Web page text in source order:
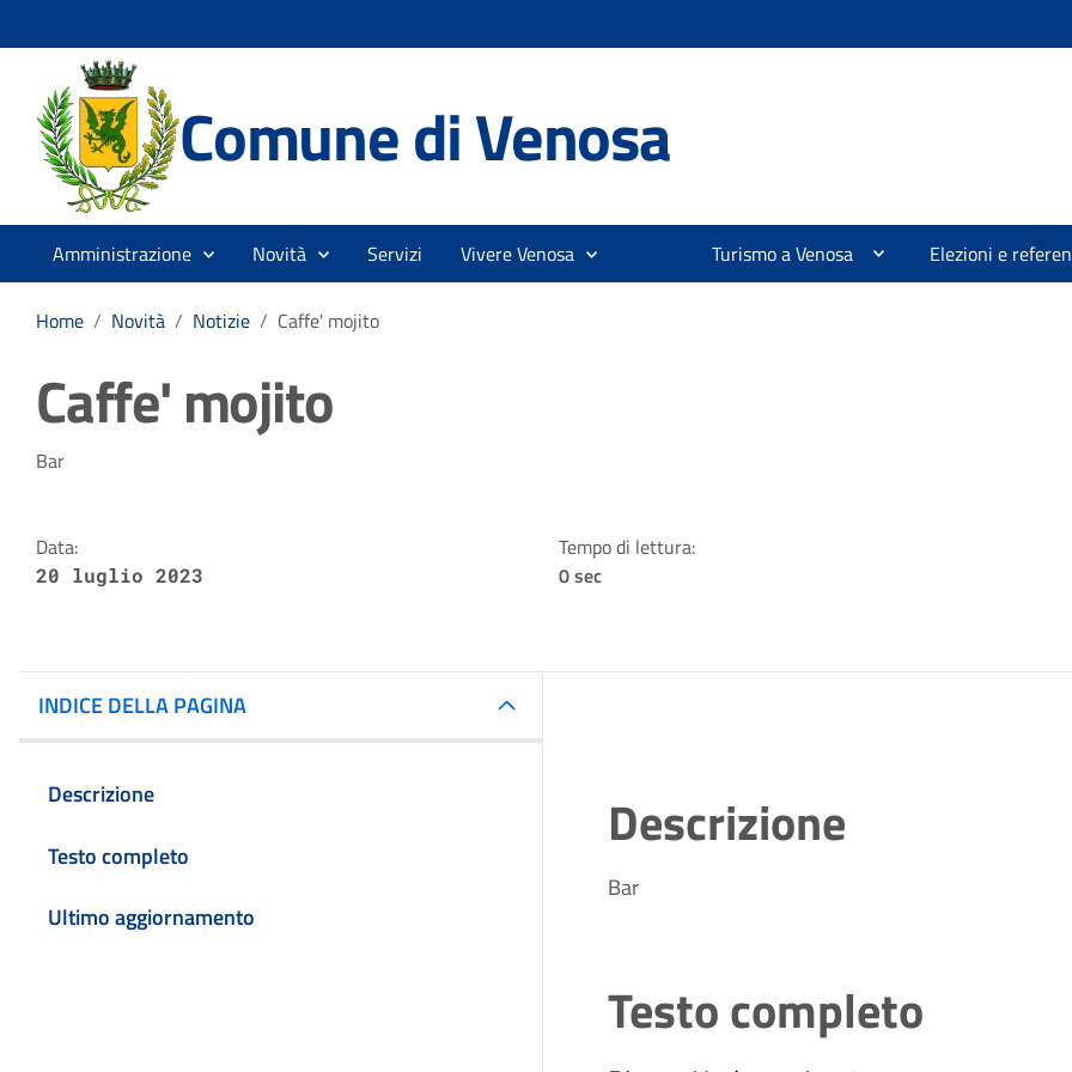
Comune di Venosa
Amministrazione Novità Servizi Vivere Venosa Turismo a Venosa Elezioni e
Home / Novità / Notizie / Caffe' mojito
Caffe' mojito
Dettagli della notizia
Bar
Data:
20 luglio 2023
Tempo di lettura:
0 sec
INDICE DELLA PAGINA
Descrizione
Testo completo
Ultimo aggiornamento
Descrizione
Bar
Testo completo